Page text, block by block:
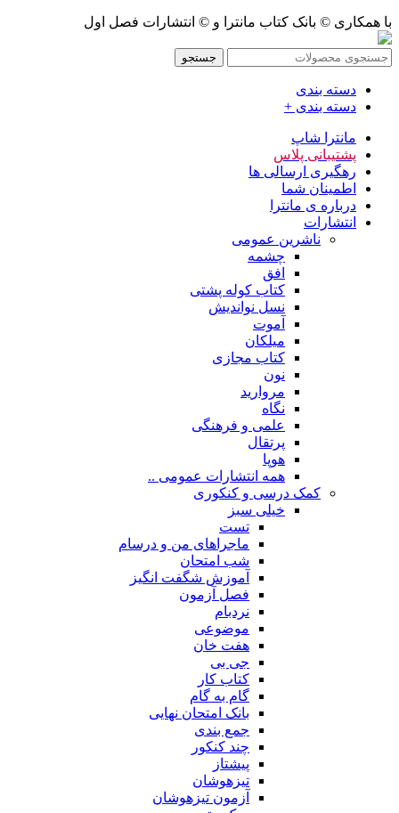
با همکاری © بانک کتاب مانترا و © انتشارات فصل اول
جستجو
دسته بندی
دسته بندی +
مانترا شاپ
پشتیبانی پلاس
رهگیری ارسالی ها
اطمینان شما
درباره ی مانترا
انتشارات
ناشرین عمومی
چشمه
افق
کتاب کوله پشتی
نسل نواندیش
آموت
میلکان
کتاب مجازی
نون
مروارید
نگاه
علمی و فرهنگی
پرتقال
هوپا
همه انتشارات عمومی ..
کمک درسی و کنکوری
خیلی سبز
تست
ماجراهای من و درسام
شب امتحان
آموزش شگفت انگیز
فصل آزمون
نردبام
موضوعی
هفت خان
جی بی
کتاب کار
گام به گام
بانک امتحان نهایی
جمع بندی
چند کنکور
پیشتاز
تیزهوشان
آزمون تیزهوشان